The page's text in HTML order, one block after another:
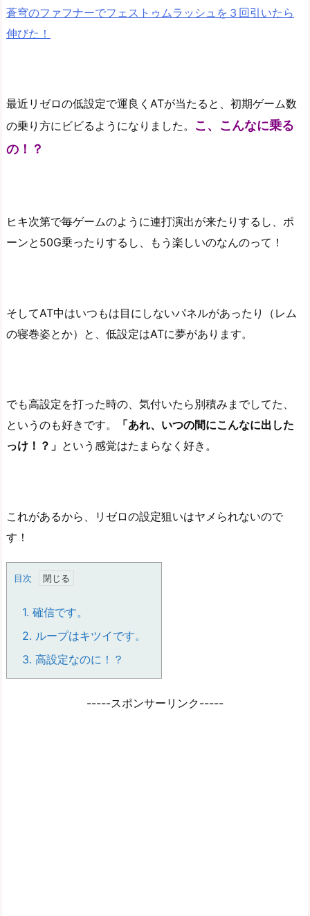
蒼穹のファフナーでフェストゥムラッシュを３回引いたら
伸びた！
最近リゼロの低設定で運良くATが当たると、初期ゲーム数
の乗り方にビビるようになりました。 こ、こんなに乗る
の！？
ヒキ次第で毎ゲームのように連打演出が来たりするし、ポ
ーンと50G乗ったりするし、もう楽しいのなんのって！
そしてAT中はいつもは目にしないパネルがあったり（レム
の寝巻姿とか）と、低設定はATに夢があります。
でも高設定を打った時の、気付いたら別積みまでしてた、
というのも好きです。
「あれ、いつの間にこんなに出した
っけ！？」 という感覚はたまらなく好き。
これがあるから、リゼロの設定狙いはヤメられないので
す！
目次
1. 確信です。
2. ループはキツイです。
3. 高設定なのに！？
-----スポンサーリンク-----